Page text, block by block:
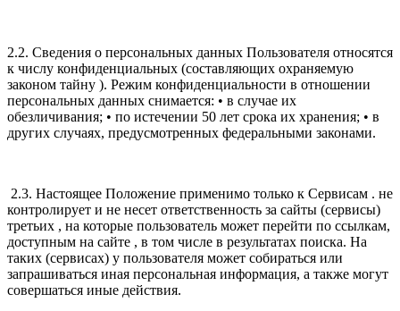
2.2. Сведения о персональных данных Пользователя относятся
к числу конфиденциальных (составляющих охраняемую
законом тайну ). Режим конфиденциальности в отношении
персональных данных снимается: • в случае их
обезличивания; • по истечении 50 лет срока их хранения; • в
других случаях, предусмотренных федеральными законами.
2.3. Настоящее Положение применимо только к Сервисам . не
контролирует и не несет ответственность за сайты (сервисы)
третьих , на которые пользователь может перейти по ссылкам,
доступным на сайте , в том числе в результатах поиска. На
таких (сервисах) у пользователя может собираться или
запрашиваться иная персональная информация, а также могут
совершаться иные действия.